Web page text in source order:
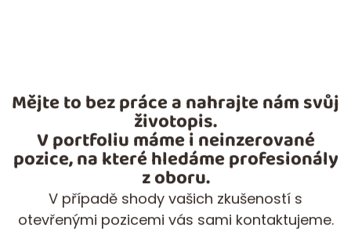
Mějte to bez práce a nahrajte nám svůj
životopis.
V portfoliu máme i neinzerované
pozice, na které hledáme profesionály
z oboru.
V případě shody vašich zkušeností s
otevřenými pozicemi vás sami kontaktujeme.